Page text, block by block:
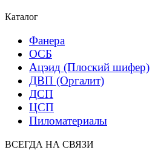
Каталог
Фанера
ОСБ
Ацэид (Плоский шифер)
ДВП (Оргалит)
ДСП
ЦСП
Пиломатериалы
ВСЕГДА НА СВЯЗИ